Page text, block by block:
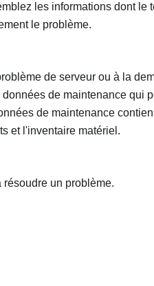
les informations dont le
le problème.
de serveur ou à la
de maintenance qui
de maintenance
et l'inventaire matériel.
un problème.